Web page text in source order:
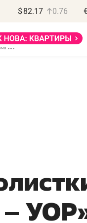
$ 82.17 0.76
бизнес может
минимум